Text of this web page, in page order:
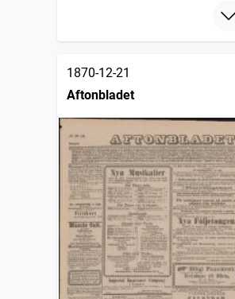
1870-12-21
Aftonbladet